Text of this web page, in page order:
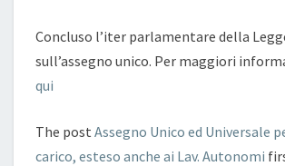
ANCHE
LAV.
Concluso l’iter parlamentare della
sull’assegno unico. Per maggiori
qui
The post Assegno Unico ed Universale
carico, esteso anche ai Lav. Autonomi